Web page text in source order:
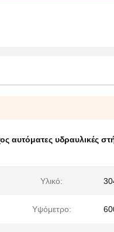
αυτόματες υδραυλικές
Υλικό:
Υψόμετρο: